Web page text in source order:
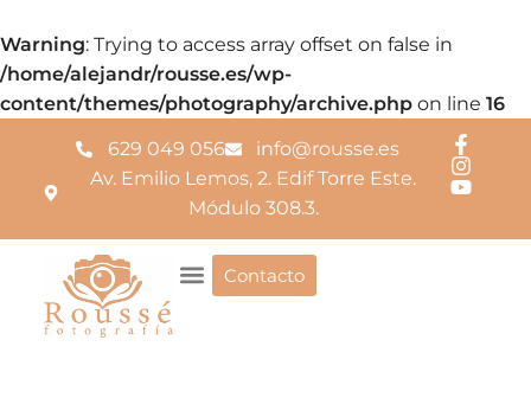
Warning: Trying to access array offset on false in
/home/alejandr/rousse.es/wp-
content/themes/photography/archive.php on line 16
629 049 056
info@rousse.es
Av. Emilio Lemos, 2. Edif Torre Este.
Módulo 308.3.
Contacto